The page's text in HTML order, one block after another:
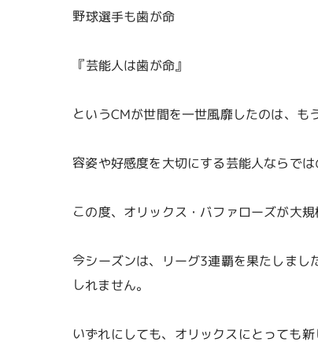
野球選手も歯が命
『芸能人は歯が命』
というCMが世間を一世風靡したのは、も
容姿や好感度を大切にする芸能人ならで
この度、オリックス・バファローズが大
今シーズンは、リーグ3連覇を果たしまし
しれません。
いずれにしても、オリックスにとっても新